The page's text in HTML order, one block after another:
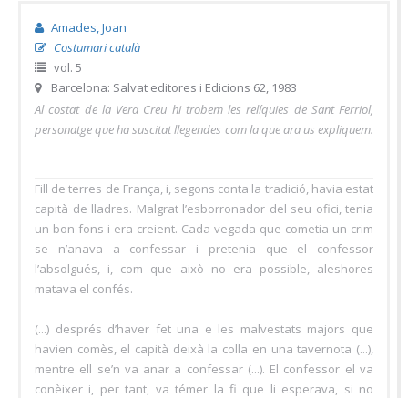
Amades, Joan
Costumari català
vol. 5
Barcelona: Salvat editores i Edicions 62, 1983
Al costat de la Vera Creu hi trobem les relíquies de Sant Ferriol,
personatge que ha suscitat llegendes com la que ara us expliquem.
Fill de terres de França, i, segons conta la tradició, havia estat
capità de lladres. Malgrat l’esborronador del seu ofici, tenia
un bon fons i era creient. Cada vegada que cometia un crim
se n’anava a confessar i pretenia que el confessor
l’absolgués, i, com que això no era possible, aleshores
matava el confés.
(...) després d’haver fet una e les malvestats majors que
havien comès, el capità deixà la colla en una tavernota (...),
mentre ell se’n va anar a confessar (...). El confessor el va
conèixer i, per tant, va témer la fi que li esperava, si no